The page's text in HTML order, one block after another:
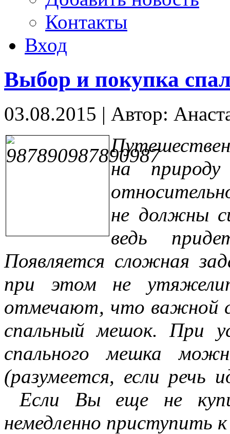
Контакты
Вход
Выбор и покупка
03.08.2015 | Автор:
на
не должны
ведь
Появляется сложная
при этом не
отмечают, что важной
спальный мешок. При
спального мешка
(разумеется, если речь
Если Вы еще не
немедленно приступить